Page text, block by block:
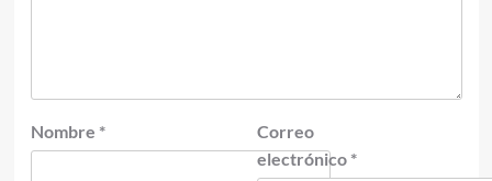
Nombre *
Correo
electrónico *